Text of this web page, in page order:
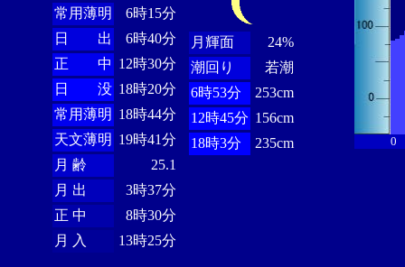
常用薄明
6時15分
日 出
6時40分
正 中 12時30分
日 没 18時20分
常用薄明 18時44分
天文薄明 19時41分
月 齢
25.1
月 出
3時37分
正 中
8時30分
月 入
13時25分
月輝面
24%
潮回り
若潮
6時53分
253cm
12時45分 156cm
18時3分
235cm 0